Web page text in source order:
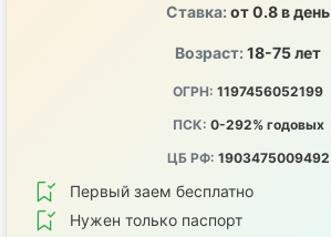
Ставка: от 0.8 в день
Возраст: 18-75 лет
ОГРН: 1197456052199
ПСК: 0-292% годовых
ЦБ РФ: 1903475009492
Первый заем бесплатно
Нужен только паспорт